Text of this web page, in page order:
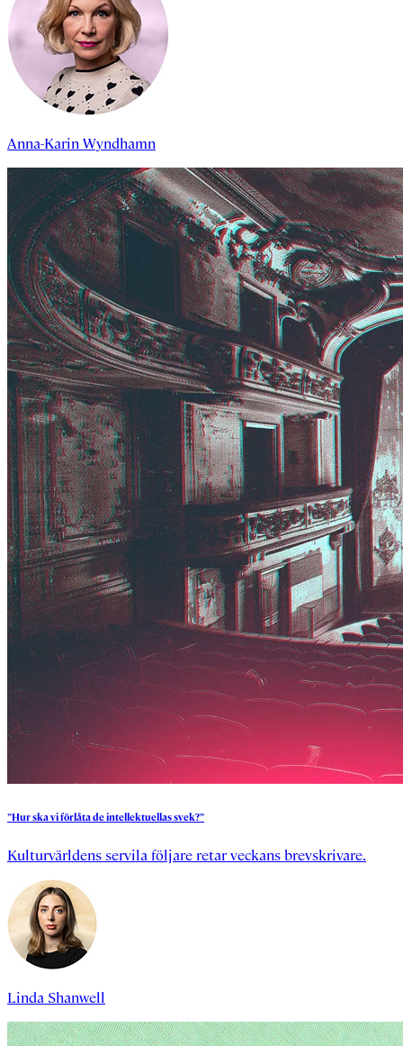
Anna-Karin Wyndhamn
”Hurskaviförlåtadeintellektuellassvek?”
Kulturvärldens servila följare retar veckans brevskrivare.
Linda Shanwell